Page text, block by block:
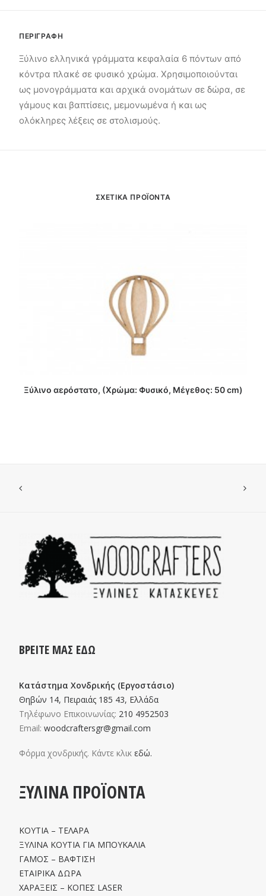
ΠΕΡΙΓΡΑΦΗ
Ξύλινο ελληνικά γράμματα κεφαλαία 6 πόντων από
κόντρα πλακέ σε φυσικό χρώμα. Χρησιμοποιούνται
ως μονογράμματα και αρχικά ονομάτων σε δώρα, σε
γάμους και βαπτίσεις, μεμονωμένα ή και ως
ολόκληρες λέξεις σε στολισμούς.
ΣΧΕΤΙΚΑ ΠΡΟΪΟΝΤΑ
ΔΙΑΒΑΣΤΕ ΠΕΡΙΣΣΟΤΕΡΑ
Ξύλινο αερόστατο, (Χρώμα: Φυσικό, Μέγεθος: 50 cm)
ΒΡΕΙΤΕ ΜΑΣ ΕΔΩ
Κατάστημα Χονδρικής (Εργοστάσιο)
Θηβών 14, Πειραιάς 185 43, Ελλάδα
Τηλέφωνο Επικοινωνίας: 210 4952503
Email: woodcraftersgr@gmail.com
Φόρμα χονδρικής. Κάντε κλικ εδώ.
ΞΥΛΙΝΑ ΠΡΟΪΟΝΤΑ
ΚΟΥΤΙΑ – ΤΕΛΑΡΑ
ΞΥΛΙΝΑ ΚΟΥΤΙΑ ΓΙΑ ΜΠΟΥΚΑΛΙΑ
ΓΑΜΟΣ – ΒΑΦΤΙΣΗ
ΕΤΑΙΡΙΚΑ ΔΩΡΑ
ΧΑΡΑΞΕΙΣ – ΚΟΠΕΣ LASER